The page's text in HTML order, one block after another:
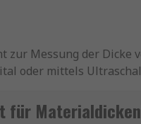
Messung der
oder mittels
messen mit
für